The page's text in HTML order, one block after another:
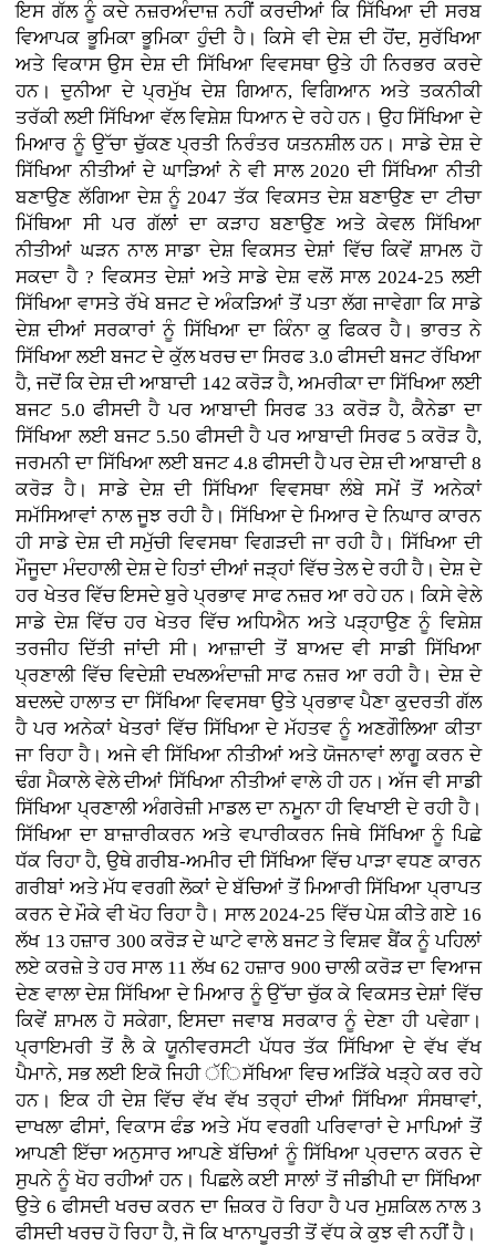
ਇਸ ਗੱਲ ਨੂੰ ਕਦੇ ਨਜ਼ਰਅੰਦਾਜ਼ ਨਹੀਂ ਕਰਦੀਆਂ ਕਿ ਸਿੱਖਿਆ ਦੀ ਸਰਬ
ਵਿਆਪਕ ਭੂਮਿਕਾ ਭੂਮਿਕਾ ਹੁੰਦੀ ਹੈ। ਕਿਸੇ ਵੀ ਦੇਸ਼ ਦੀ ਹੋਂਦ, ਸੁਰੱਖਿਆ
ਅਤੇ ਵਿਕਾਸ ਉਸ ਦੇਸ਼ ਦੀ ਸਿੱਖਿਆ ਵਿਵਸਥਾ ਉਤੇ ਹੀ ਨਿਰਭਰ ਕਰਦੇ
ਹਨ। ਦੁਨੀਆ ਦੇ ਪ੍ਰਮੁੱਖ ਦੇਸ਼ ਗਿਆਨ, ਵਿਗਿਆਨ ਅਤੇ ਤਕਨੀਕੀ
ਤਰੱਕੀ ਲਈ ਸਿੱਖਿਆ ਵੱਲ ਵਿਸ਼ੇਸ਼ ਧਿਆਨ ਦੇ ਰਹੇ ਹਨ। ਉਹ ਸਿੱਖਿਆ ਦੇ
ਮਿਆਰ ਨੂੰ ਉੱਚਾ ਚੁੱਕਣ ਪ੍ਰਤੀ ਨਿਰੰਤਰ ਯਤਨਸ਼ੀਲ ਹਨ। ਸਾਡੇ ਦੇਸ਼ ਦੇ
ਸਿੱਖਿਆ ਨੀਤੀਆਂ ਦੇ ਘਾੜਿਆਂ ਨੇ ਵੀ ਸਾਲ 2020 ਦੀ ਸਿੱਖਿਆ ਨੀਤੀ
ਬਣਾਉਣ ਲੱਗਿਆ ਦੇਸ਼ ਨੂੰ 2047 ਤੱਕ ਵਿਕਸਤ ਦੇਸ਼ ਬਣਾਉਣ ਦਾ ਟੀਚਾ
ਮਿੱਥਿਆ ਸੀ ਪਰ ਗੱਲਾਂ ਦਾ ਕੜਾਹ ਬਣਾਉਣ ਅਤੇ ਕੇਵਲ ਸਿੱਖਿਆ
ਨੀਤੀਆਂ ਘੜਨ ਨਾਲ ਸਾਡਾ ਦੇਸ਼ ਵਿਕਸਤ ਦੇਸ਼ਾਂ ਵਿੱਚ ਕਿਵੇਂ ਸ਼ਾਮਲ ਹੋ
ਸਕਦਾ ਹੈ ? ਵਿਕਸਤ ਦੇਸ਼ਾਂ ਅਤੇ ਸਾਡੇ ਦੇਸ਼ ਵਲੋਂ ਸਾਲ 2024-25 ਲਈ
ਸਿੱਖਿਆ ਵਾਸਤੇ ਰੱਖੇ ਬਜਟ ਦੇ ਅੰਕੜਿਆਂ ਤੋਂ ਪਤਾ ਲੱਗ ਜਾਵੇਗਾ ਕਿ ਸਾਡੇ
ਦੇਸ਼ ਦੀਆਂ ਸਰਕਾਰਾਂ ਨੂੰ ਸਿੱਖਿਆ ਦਾ ਕਿੰਨਾ ਕੁ ਫਿਕਰ ਹੈ। ਭਾਰਤ ਨੇ
ਸਿੱਖਿਆ ਲਈ ਬਜਟ ਦੇ ਕੁੱਲ ਖਰਚ ਦਾ ਸਿਰਫ 3.0 ਫੀਸਦੀ ਬਜਟ ਰੱਖਿਆ
ਹੈ, ਜਦੋਂ ਕਿ ਦੇਸ਼ ਦੀ ਆਬਾਦੀ 142 ਕਰੋੜ ਹੈ, ਅਮਰੀਕਾ ਦਾ ਸਿੱਖਿਆ ਲਈ
ਬਜਟ 5.0 ਫੀਸਦੀ ਹੈ ਪਰ ਆਬਾਦੀ ਸਿਰਫ 33 ਕਰੋੜ ਹੈ, ਕੈਨੇਡਾ ਦਾ
ਸਿੱਖਿਆ ਲਈ ਬਜਟ 5.50 ਫੀਸਦੀ ਹੈ ਪਰ ਆਬਾਦੀ ਸਿਰਫ 5 ਕਰੋੜ ਹੈ,
ਜਰਮਨੀ ਦਾ ਸਿੱਖਿਆ ਲਈ ਬਜਟ 4.8 ਫੀਸਦੀ ਹੈ ਪਰ ਦੇਸ਼ ਦੀ ਆਬਾਦੀ 8
ਕਰੋੜ ਹੈ। ਸਾਡੇ ਦੇਸ਼ ਦੀ ਸਿੱਖਿਆ ਵਿਵਸਥਾ ਲੰਬੇ ਸਮੇਂ ਤੋਂ ਅਨੇਕਾਂ
ਸਮੱਸਿਆਵਾਂ ਨਾਲ ਜੂਝ ਰਹੀ ਹੈ। ਸਿੱਖਿਆ ਦੇ ਮਿਆਰ ਦੇ ਨਿਘਾਰ ਕਾਰਨ
ਹੀ ਸਾਡੇ ਦੇਸ਼ ਦੀ ਸਮੁੱਚੀ ਵਿਵਸਥਾ ਵਿਗੜਦੀ ਜਾ ਰਹੀ ਹੈ। ਸਿੱਖਿਆ ਦੀ
ਮੌਜੂਦਾ ਮੰਦਹਾਲੀ ਦੇਸ਼ ਦੇ ਹਿਤਾਂ ਦੀਆਂ ਜੜ੍ਹਾਂ ਵਿੱਚ ਤੇਲ ਦੇ ਰਹੀ ਹੈ। ਦੇਸ਼ ਦੇ
ਹਰ ਖੇਤਰ ਵਿੱਚ ਇਸਦੇ ਬੁਰੇ ਪ੍ਰਭਾਵ ਸਾਫ ਨਜ਼ਰ ਆ ਰਹੇ ਹਨ। ਕਿਸੇ ਵੇਲੇ
ਸਾਡੇ ਦੇਸ਼ ਵਿੱਚ ਹਰ ਖੇਤਰ ਵਿੱਚ ਅਧਿਐਨ ਅਤੇ ਪੜ੍ਹਾਉਣ ਨੂੰ ਵਿਸ਼ੇਸ਼
ਤਰਜੀਹ ਦਿੱਤੀ ਜਾਂਦੀ ਸੀ। ਆਜ਼ਾਦੀ ਤੋਂ ਬਾਅਦ ਵੀ ਸਾਡੀ ਸਿੱਖਿਆ
ਪ੍ਰਣਾਲੀ ਵਿੱਚ ਵਿਦੇਸ਼ੀ ਦਖਲਅੰਦਾਜ਼ੀ ਸਾਫ ਨਜ਼ਰ ਆ ਰਹੀ ਹੈ। ਦੇਸ਼ ਦੇ
ਬਦਲਦੇ ਹਾਲਾਤ ਦਾ ਸਿੱਖਿਆ ਵਿਵਸਥਾ ਉਤੇ ਪ੍ਰਭਾਵ ਪੈਣਾ ਕੁਦਰਤੀ ਗੱਲ
ਹੈ ਪਰ ਅਨੇਕਾਂ ਖੇਤਰਾਂ ਵਿੱਚ ਸਿੱਖਿਆ ਦੇ ਮੱਹਤਵ ਨੂੰ ਅਣਗੌਲਿਆ ਕੀਤਾ
ਜਾ ਰਿਹਾ ਹੈ। ਅਜੇ ਵੀ ਸਿੱਖਿਆ ਨੀਤੀਆਂ ਅਤੇ ਯੋਜਨਾਵਾਂ ਲਾਗੂ ਕਰਨ ਦੇ
ਢੰਗ ਮੈਕਾਲੇ ਵੇਲੇ ਦੀਆਂ ਸਿੱਖਿਆ ਨੀਤੀਆਂ ਵਾਲੇ ਹੀ ਹਨ। ਅੱਜ ਵੀ ਸਾਡੀ
ਸਿੱਖਿਆ ਪ੍ਰਣਾਲੀ ਅੰਗਰੇਜ਼ੀ ਮਾਡਲ ਦਾ ਨਮੂਨਾ ਹੀ ਵਿਖਾਈ ਦੇ ਰਹੀ ਹੈ।
ਸਿੱਖਿਆ ਦਾ ਬਾਜ਼ਾਰੀਕਰਨ ਅਤੇ ਵਪਾਰੀਕਰਨ ਜਿਥੇ ਸਿੱਖਿਆ ਨੂੰ ਪਿਛੇ
ਧੱਕ ਰਿਹਾ ਹੈ, ਉਥੇ ਗਰੀਬ-ਅਮੀਰ ਦੀ ਸਿੱਖਿਆ ਵਿੱਚ ਪਾੜਾ ਵਧਣ ਕਾਰਨ
ਗਰੀਬਾਂ ਅਤੇ ਮੱਧ ਵਰਗੀ ਲੋਕਾਂ ਦੇ ਬੱਚਿਆਂ ਤੋਂ ਮਿਆਰੀ ਸਿੱਖਿਆ ਪ੍ਰਾਪਤ
ਕਰਨ ਦੇ ਮੌਕੇ ਵੀ ਖੋਹ ਰਿਹਾ ਹੈ। ਸਾਲ 2024-25 ਵਿੱਚ ਪੇਸ਼ ਕੀਤੇ ਗਏ 16
ਲੱਖ 13 ਹਜ਼ਾਰ 300 ਕਰੋੜ ਦੇ ਘਾਟੇ ਵਾਲੇ ਬਜਟ ਤੇ ਵਿਸ਼ਵ ਬੈਂਕ ਨੂੰ ਪਹਿਲਾਂ
ਲਏ ਕਰਜ਼ੇ ਤੇ ਹਰ ਸਾਲ 11 ਲੱਖ 62 ਹਜ਼ਾਰ 900 ਚਾਲੀ ਕਰੋੜ ਦਾ ਵਿਆਜ
ਦੇਣ ਵਾਲਾ ਦੇਸ਼ ਸਿੱਖਿਆ ਦੇ ਮਿਆਰ ਨੂੰ ਉੱਚਾ ਚੁੱਕ ਕੇ ਵਿਕਸਤ ਦੇਸ਼ਾਂ ਵਿੱਚ
ਕਿਵੇਂ ਸ਼ਾਮਲ ਹੋ ਸਕੇਗਾ, ਇਸਦਾ ਜਵਾਬ ਸਰਕਾਰ ਨੂੰ ਦੇਣਾ ਹੀ ਪਵੇਗਾ।
ਪ੍ਰਾਇਮਰੀ ਤੋਂ ਲੈ ਕੇ ਯੂਨੀਵਰਸਟੀ ਪੱਧਰ ਤੱਕ ਸਿੱਖਿਆ ਦੇ ਵੱਖ ਵੱਖ
ਪੈਮਾਨੇ, ਸਭ ਲਈ ਇਕੋ ਜਿਹੀ ੱਿਸੱਖਿਆ ਵਿਚ ਅੜਿੱਕੇ ਖੜ੍ਹੇ ਕਰ ਰਹੇ
ਹਨ। ਇਕ ਹੀ ਦੇਸ਼ ਵਿੱਚ ਵੱਖ ਵੱਖ ਤਰ੍ਹਾਂ ਦੀਆਂ ਸਿੱਖਿਆ ਸੰਸਥਾਵਾਂ,
ਦਾਖਲਾ ਫੀਸਾਂ, ਵਿਕਾਸ ਫੰਡ ਅਤੇ ਮੱਧ ਵਰਗੀ ਪਰਿਵਾਰਾਂ ਦੇ ਮਾਪਿਆਂ ਤੋਂ
ਆਪਣੀ ਇੱਚਾ ਅਨੁਸਾਰ ਆਪਣੇ ਬੱਚਿਆਂ ਨੂੰ ਸਿੱਖਿਆ ਪ੍ਰਦਾਨ ਕਰਨ ਦੇ
ਸੁਪਨੇ ਨੂੰ ਖੋਹ ਰਹੀਆਂ ਹਨ। ਪਿਛਲੇ ਕਈ ਸਾਲਾਂ ਤੋਂ ਜੀਡੀਪੀ ਦਾ ਸਿੱਖਿਆ
ਉਤੇ 6 ਫੀਸਦੀ ਖਰਚ ਕਰਨ ਦਾ ਜ਼ਿਕਰ ਹੋ ਰਿਹਾ ਹੈ ਪਰ ਮੁਸ਼ਕਿਲ ਨਾਲ 3
ਫੀਸਦੀ ਖਰਚ ਹੋ ਰਿਹਾ ਹੈ, ਜੋ ਕਿ ਖਾਨਾਪੂਰਤੀ ਤੋਂ ਵੱਧ ਕੇ ਕੁਝ ਵੀ ਨਹੀਂ ਹੈ।